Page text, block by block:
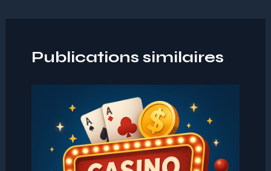
Publications similaires